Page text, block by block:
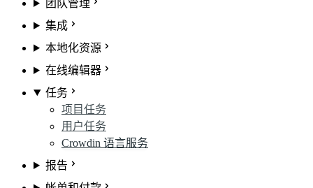
团队管理
集成
本地化资源
在线编辑器
任务
项目任务
用户任务
Crowdin 语言服务
报告